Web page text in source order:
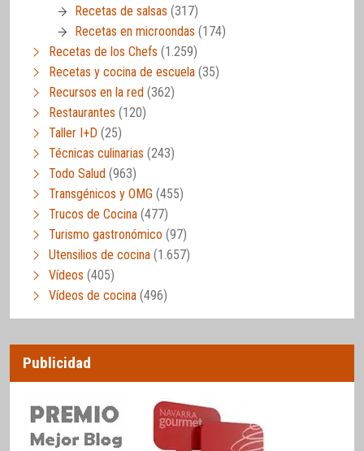
Recetas de salsas (317)
Recetas en microondas (174)
Recetas de los Chefs (1.259)
Recetas y cocina de escuela (35)
Recursos en la red (362)
Restaurantes (120)
Taller I+D (25)
Técnicas culinarias (243)
Todo Salud (963)
Transgénicos y OMG (455)
Trucos de Cocina (477)
Turismo gastronómico (97)
Utensilios de cocina (1.657)
Vídeos (405)
Vídeos de cocina (496)
Publicidad